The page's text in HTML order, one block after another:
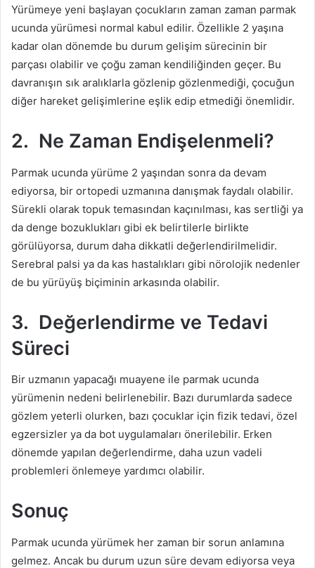
Yürümeye yeni başlayan çocukların zaman zaman parmak
ucunda yürümesi normal kabul edilir. Özellikle 2 yaşına
kadar olan dönemde bu durum gelişim sürecinin bir
parçası olabilir ve çoğu zaman kendiliğinden geçer. Bu
davranışın sık aralıklarla gözlenip gözlenmediği, çocuğun
diğer hareket gelişimlerine eşlik edip etmediği önemlidir.
2. Ne Zaman Endişelenmeli?
Parmak ucunda yürüme 2 yaşından sonra da devam
ediyorsa, bir ortopedi uzmanına danışmak faydalı olabilir.
Sürekli olarak topuk temasından kaçınılması, kas sertliği ya
da denge bozuklukları gibi ek belirtilerle birlikte
görülüyorsa, durum daha dikkatli değerlendirilmelidir.
Serebral palsi ya da kas hastalıkları gibi nörolojik nedenler
de bu yürüyüş biçiminin arkasında olabilir.
3. Değerlendirme ve Tedavi
Süreci
Bir uzmanın yapacağı muayene ile parmak ucunda
yürümenin nedeni belirlenebilir. Bazı durumlarda sadece
gözlem yeterli olurken, bazı çocuklar için fizik tedavi, özel
egzersizler ya da bot uygulamaları önerilebilir. Erken
dönemde yapılan değerlendirme, daha uzun vadeli
problemleri önlemeye yardımcı olabilir.
Sonuç
Parmak ucunda yürümek her zaman bir sorun anlamına
gelmez. Ancak bu durum uzun süre devam ediyorsa veya